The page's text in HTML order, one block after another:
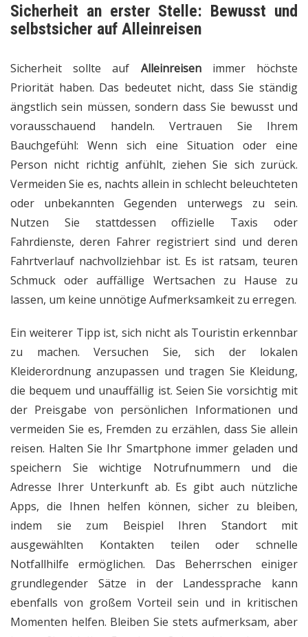
Sicherheit an erster Stelle: Bewusst und
selbstsicher auf Alleinreisen
Sicherheit sollte auf Alleinreisenimmer höchste
Priorität haben. Das bedeutet nicht, dass Sie ständig
ängstlich sein müssen, sondern dass Sie bewusst und
vorausschauend handeln. Vertrauen Sie Ihrem
Bauchgefühl: Wenn sich eine Situation oder eine
Person nicht richtig anfühlt, ziehen Sie sich zurück.
Vermeiden Sie es, nachts allein in schlecht beleuchteten
oder unbekannten Gegenden unterwegs zu sein.
Nutzen Sie stattdessen offizielle Taxis oder
Fahrdienste, deren Fahrer registriert sind und deren
Fahrtverlauf nachvollziehbar ist. Es ist ratsam, teuren
Schmuck oder auffällige Wertsachen zu Hause zu
lassen, um keine unnötige Aufmerksamkeit zu erregen.
Ein weiterer Tipp ist, sich nicht als Touristin erkennbar
zu machen. Versuchen Sie, sich der lokalen
Kleiderordnung anzupassen und tragen Sie Kleidung,
die bequem und unauffällig ist. Seien Sie vorsichtig mit
der Preisgabe von persönlichen Informationen und
vermeiden Sie es, Fremden zu erzählen, dass Sie allein
reisen. Halten Sie Ihr Smartphone immer geladen und
speichern Sie wichtige Notrufnummern und die
Adresse Ihrer Unterkunft ab. Es gibt auch nützliche
Apps, die Ihnen helfen können, sicher zu bleiben,
indem sie zum Beispiel Ihren Standort mit
ausgewählten Kontakten teilen oder schnelle
Notfallhilfe ermöglichen. Das Beherrschen einiger
grundlegender Sätze in der Landessprache kann
ebenfalls von großem Vorteil sein und in kritischen
Momenten helfen. Bleiben Sie stets aufmerksam, aber